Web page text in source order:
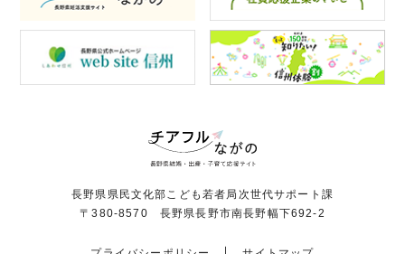
長野県県民文化部こども若者局次世代サポート課
〒380-8570 長野県長野市南長野幅下692-2